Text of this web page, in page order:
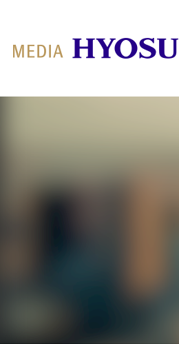
MY FRIEND HYOSUNG